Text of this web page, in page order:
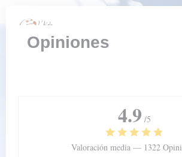
Personalización de sus opciones de cookies
Opiniones
4.9 /5
Valoración media — 1322